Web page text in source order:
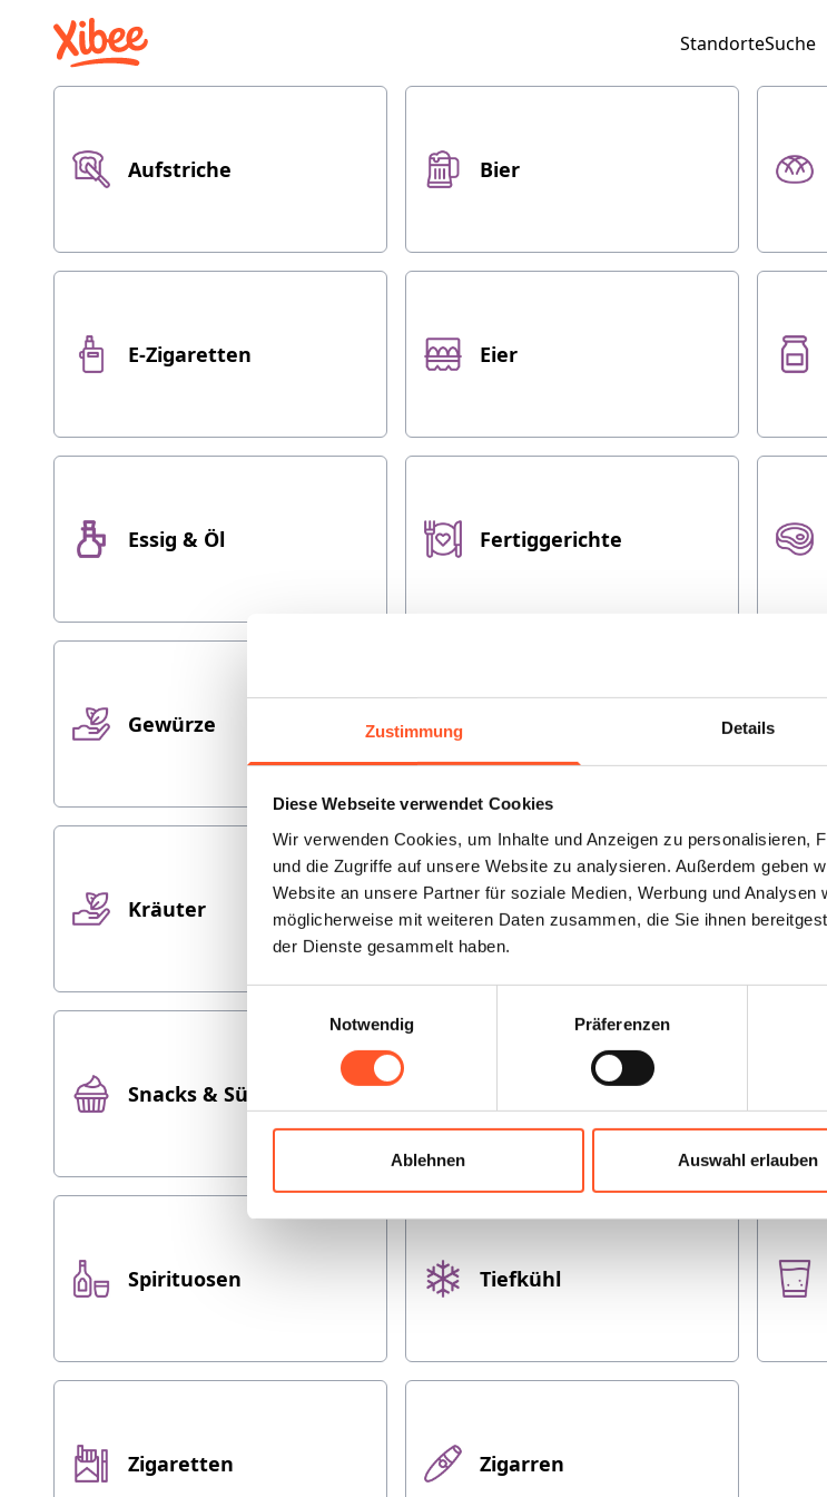
Zustimmung Details
Diese Webseite verwendet Cookies
Wir verwenden Cookies, um Inhalte und Anzeigen zu personalisieren,
und die Zugriffe auf unsere Website zu analysieren. Außerdem geben
Website an unsere Partner für soziale Medien, Werbung und
möglicherweise mit weiteren Daten zusammen, die Sie ihnen
der Dienste gesammelt haben.
Einwilligungsauswahl
Notwendig
Präferenzen
Ablehnen Auswahl erlauben
StandorteSuche
Aufstriche Bier
E-Zigaretten Eier
Essig & Öl Fertiggerichte
Gewürze
Kräuter Marmelade
Snacks & Süßes
Spirituosen Tiefkühl
Zigaretten Zigarren